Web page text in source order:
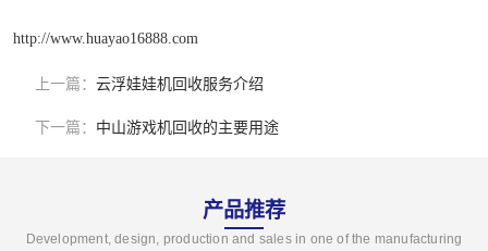
http://www.huayao16888.com
上一篇： 云浮娃娃机回收服务介绍
下一篇： 中山游戏机回收的主要用途
产品推荐
Development, design, production and sales in one of the manufacturing